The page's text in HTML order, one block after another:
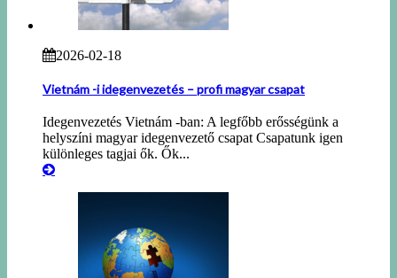
2026-02-18
Vietnám -i idegenvezetés – profi magyar csapat
Idegenvezetés Vietnám -ban: A legfőbb erősségünk a
helyszíni magyar idegenvezető csapat Csapatunk igen
különleges tagjai ők. Ők...